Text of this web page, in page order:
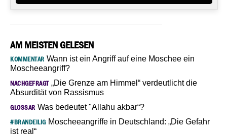
AM MEISTEN GELESEN
KOMMENTAR Wann ist ein Angriff auf eine Moschee ein
Moscheeangriff?
NACHGEFRAGT„Die Grenze am Himmel“ verdeutlicht die
Absurdität von Rassismus
GLOSSAR Was bedeutet "Allahu akbar“?
#BRANDEILIGMoscheeangriffe in Deutschland: „Die Gefahr
ist real“